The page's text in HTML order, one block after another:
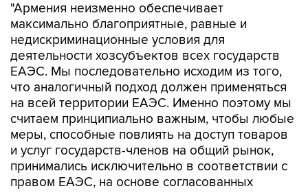
"Армения неизменно обеспечивает
максимально благоприятные, равные и
недискриминационные условия для
деятельности хозсубъектов всех государств
ЕАЭС. Мы последовательно исходим из того,
что аналогичный подход должен применяться
на всей территории ЕАЭС. Именно поэтому мы
считаем принципиально важным, чтобы любые
меры, способные повлиять на доступ товаров
и услуг государств-членов на общий рынок,
принимались исключительно в соответствии с
правом ЕАЭС, на основе согласованных